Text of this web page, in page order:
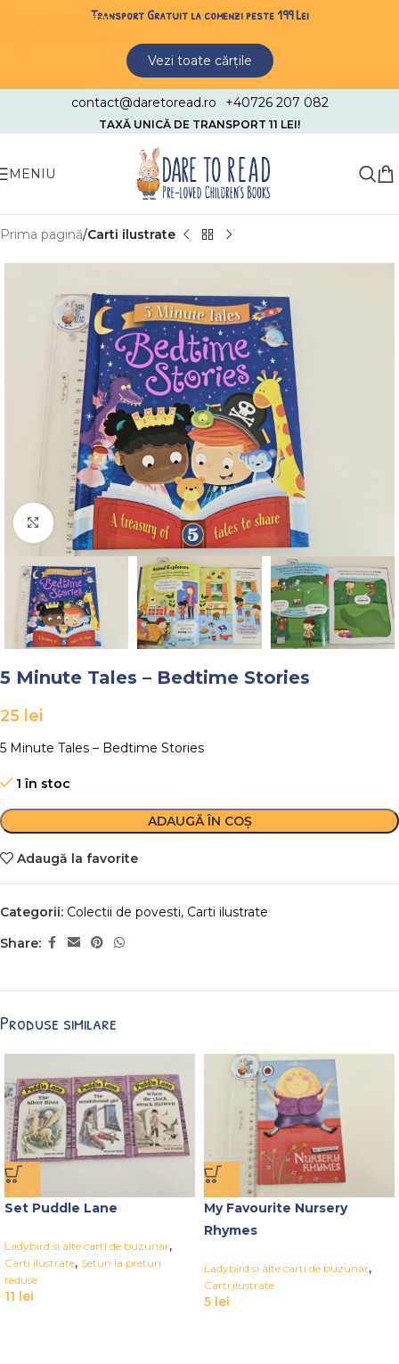
Skip to navigationTransport Gratuit la comenzi peste 199 Lei
Vezi toate cărțile
contact@daretoread.ro +40726 207 082
TAXĂ UNICĂ DE TRANSPORT 11 LEI!
MENIU
Prima pagină Carti ilustrate
Faceți click pentru a mări
5 Minute Tales – Bedtime Stories
25 lei
5 Minute Tales – Bedtime Stories
1 în stoc
ADAUGĂ ÎN COȘ
Adaugă la favorite
Categorii: Colectii de povesti, Carti ilustrate
Share:
Produse similare
Set Puddle Lane
Ladybird si alte carti de buzunar,
Carti ilustrate, Seturi la preturi
reduse
11 lei
My Favourite Nursery
Rhymes
Ladybird si alte carti de buzunar,
Carti ilustrate
5 lei